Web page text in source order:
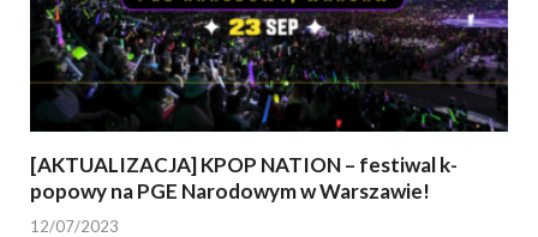
[AKTUALIZACJA] KPOP NATION – festiwal k-
popowy na PGE Narodowym w Warszawie!
12/07/2023